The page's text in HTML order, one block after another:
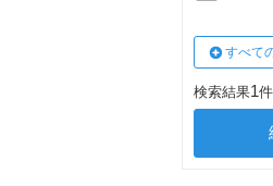
すべて
検索結果1件